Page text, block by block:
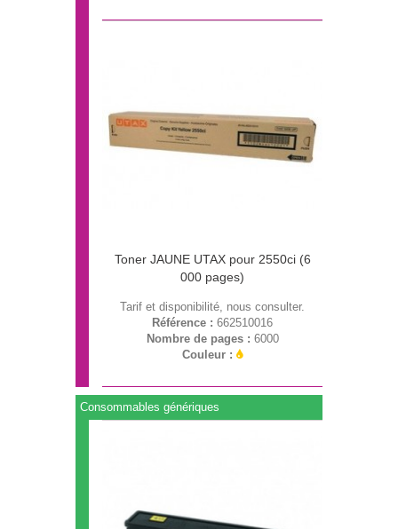
Toner JAUNE UTAX pour 2550ci (6
000 pages)
Tarif et disponibilité, nous consulter.
Référence : 662510016
Nombre de pages : 6000
Couleur :
Consommables génériques